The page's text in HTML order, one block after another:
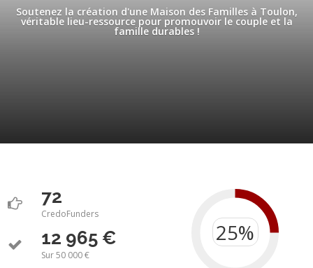
Soutenez la création d'une Maison des Familles à Toulon,
véritable lieu-ressource pour promouvoir le couple et la
famille durables !
72
CredoFunders
12 965 €
Sur 50 000 €